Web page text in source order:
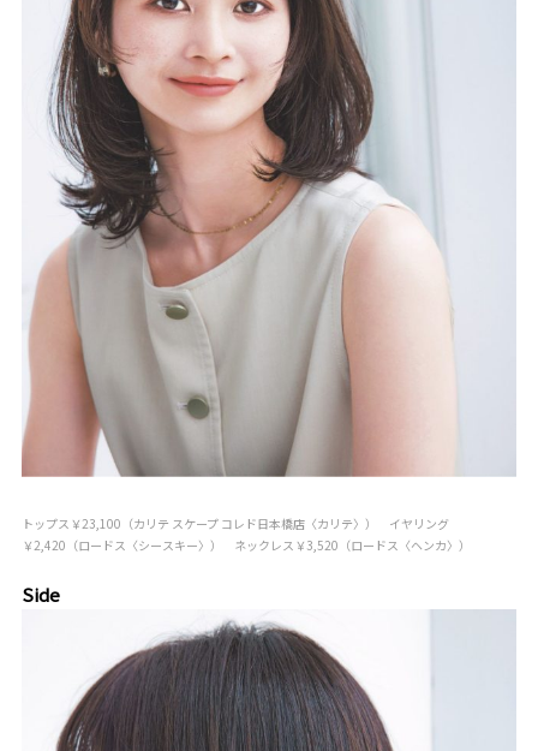
トップス￥23,100（カリテ スケープ コレド日本橋店〈カリテ〉） イヤリング
￥2,420（ロードス〈シースキー〉） ネックレス￥3,520（ロードス〈ヘンカ〉）
Side